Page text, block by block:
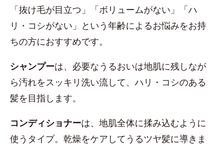
「抜け毛が目立つ」「ボリュームがない」「ハ
リ・コシがない」という年齢によるお悩みをお持
ちの方におすすめです。
シャンプーは、必要なうるおいは地肌に残しなが
ら汚れをスッキリ洗い流して、ハリ・コシのある
髪を目指します。
コンディショナーは、地肌全体に揉み込むように
使うタイプ。乾燥をケアしてうるツヤ髪に導きま